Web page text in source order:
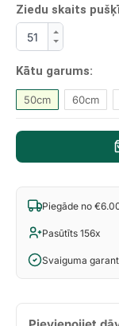
Ziedu skaits
Kātu garums:
50cm 60cm
Piegāde no
Pasūtīts 156x
Svaiguma